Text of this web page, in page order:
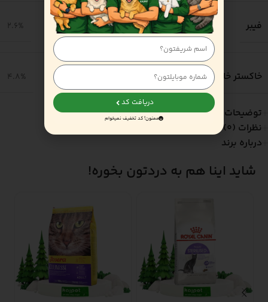
فیبر 2.6%
خاکستر خام 4.8%
توضیحات
نظرات (0)
درباره برند
شاید اینا هم به دردتون بخوره!
دریافت کد
ممنون! کد تخفیف نمیخوام